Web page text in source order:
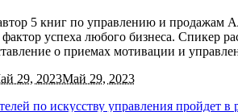
5 книг по управлению и продажам
успеха любого бизнеса. Спикер
о приемах мотивации и
29, 2023Май 29, 2023